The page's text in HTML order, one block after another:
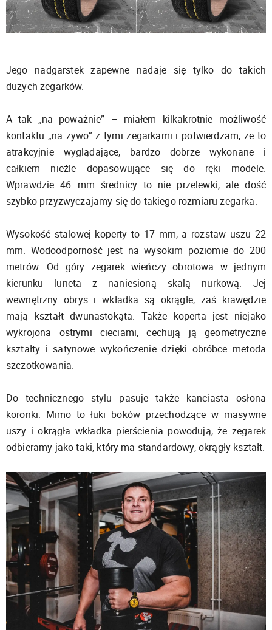
Jego nadgarstek zapewne nadaje się tylko do takich
dużych zegarków.
A tak „na poważnie” – miałem kilkakrotnie możliwość
kontaktu „na żywo” z tymi zegarkami i potwierdzam, że to
atrakcyjnie wyglądające, bardzo dobrze wykonane i
całkiem nieźle dopasowujące się do ręki modele.
Wprawdzie 46 mm średnicy to nie przelewki, ale dość
szybko przyzwyczajamy się do takiego rozmiaru zegarka.
Wysokość stalowej koperty to 17 mm, a rozstaw uszu 22
mm. Wodoodporność jest na wysokim poziomie do 200
metrów. Od góry zegarek wieńczy obrotowa w jednym
kierunku luneta z naniesioną skalą nurkową. Jej
wewnętrzny obrys i wkładka są okrągłe, zaś krawędzie
mają kształt dwunastokąta. Także koperta jest niejako
wykrojona ostrymi cieciami, cechują ją geometryczne
kształty i satynowe wykończenie dzięki obróbce metoda
szczotkowania.
Do technicznego stylu pasuje także kanciasta osłona
koronki. Mimo to łuki boków przechodzące w masywne
uszy i okrągła wkładka pierścienia powodują, że zegarek
odbieramy jako taki, który ma standardowy, okrągły kształt.